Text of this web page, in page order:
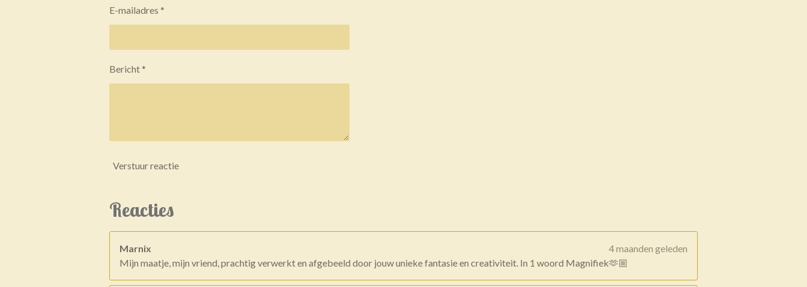
E-mailadres *
Bericht *
Verstuur reactie
Reacties
Marnix
4 maanden geleden
Mijn maatje, mijn vriend, prachtig verwerkt en afgebeeld door jouw unieke fantasie en creativiteit. In 1 woord Magnifiek🫶🏼